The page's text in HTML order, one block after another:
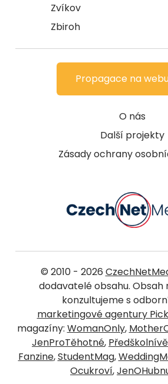
Zvíkov
Zbiroh
O nás
Další projekty
Zásady ochrany
Propagace na
© 2010 - 2026
dodavatelé obsahu. Obsah
konzultujeme s
marketingové agentury
magazíny: WomanOnly,
JenProTěhotné,
Fanzine,StudentMag,
Ocukroví,